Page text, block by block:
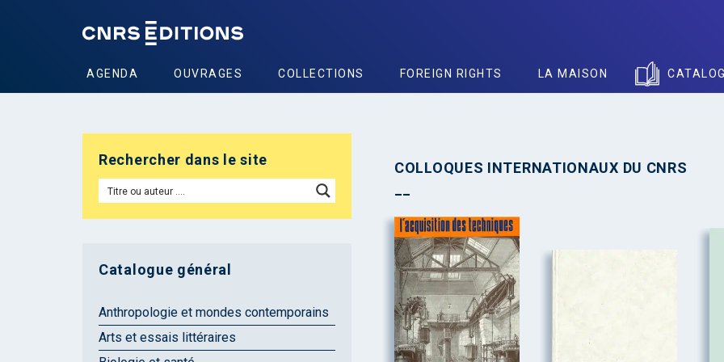
AGENDA OUVRAGES COLLECTIONS FOREIGN RIGHTS LA MAISON
COLLOQUES INTERNATIONAUX DU CNRS
Rechercher dans le site
Catalogue général
Anthropologie et mondes contemporains
Arts et essais littéraires